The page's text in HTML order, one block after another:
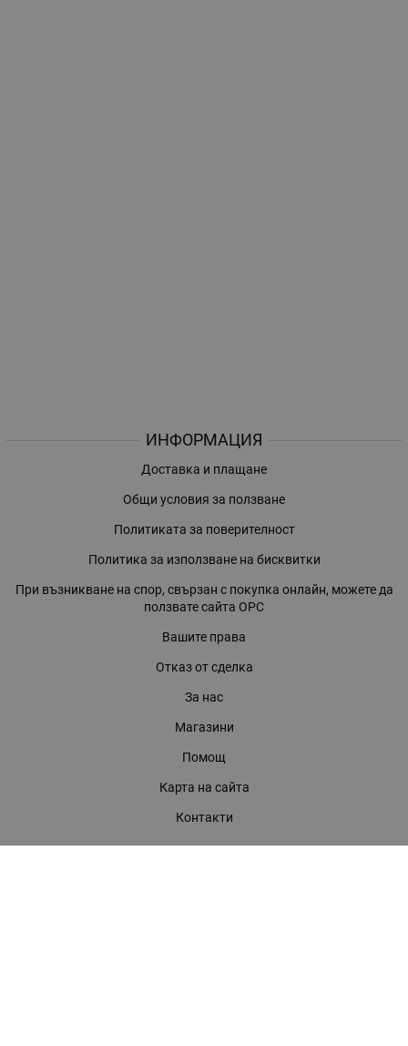
ИНФОРМАЦИЯ
Доставка и плащане
Общи условия за ползване
Политиката за поверителност
Политика за използване на бисквитки
При възникване на спор, свързан с покупка онлайн, можете да
ползвате сайта ОРС
Вашите права
Отказ от сделка
За нас
Магазини
Помощ
Карта на сайта
Контакти